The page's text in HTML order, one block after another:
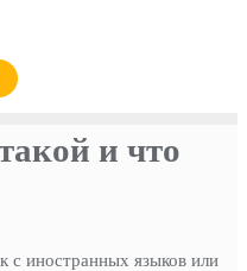
и что
с иностранных языков или